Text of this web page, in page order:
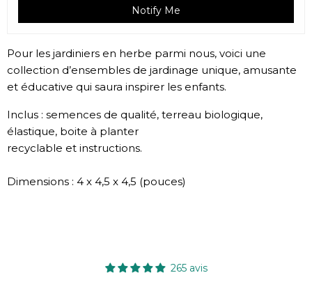
Notify Me
Pour les jardiniers en herbe parmi nous, voici une
collection d’ensembles de jardinage unique, amusante
et éducative qui saura inspirer les enfants.
Inclus : semences de qualité, terreau biologique,
élastique, boite à planter
recyclable et instructions.
Dimensions : 4 x 4,5 x 4,5 (pouces)
265 avis